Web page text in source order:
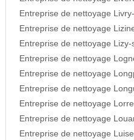
Entreprise de nettoyage
Entreprise de nettoyage
Entreprise de nettoyage
Entreprise de nettoyage
Entreprise de nettoyage
Entreprise de nettoyage
Entreprise de nettoyage
Entreprise de nettoyage
Entreprise de nettoyage